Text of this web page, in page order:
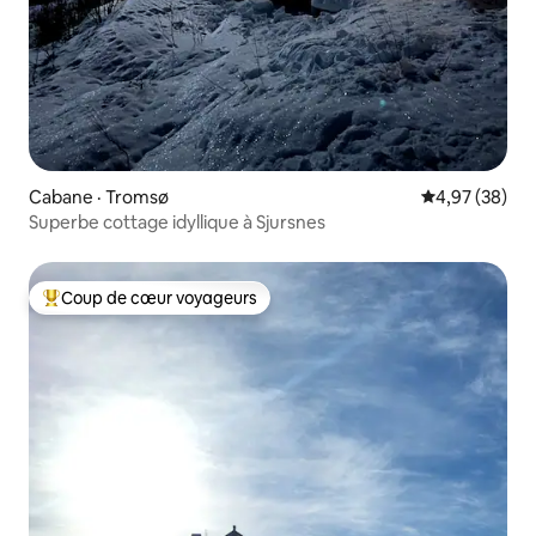
Cabane · Tromsø Note
4,97 (38)
Superbe cottage idyllique à Sjursnes
Coup de cœur voyageurs parmi les plus aimés
Coup de cœur voyageurs